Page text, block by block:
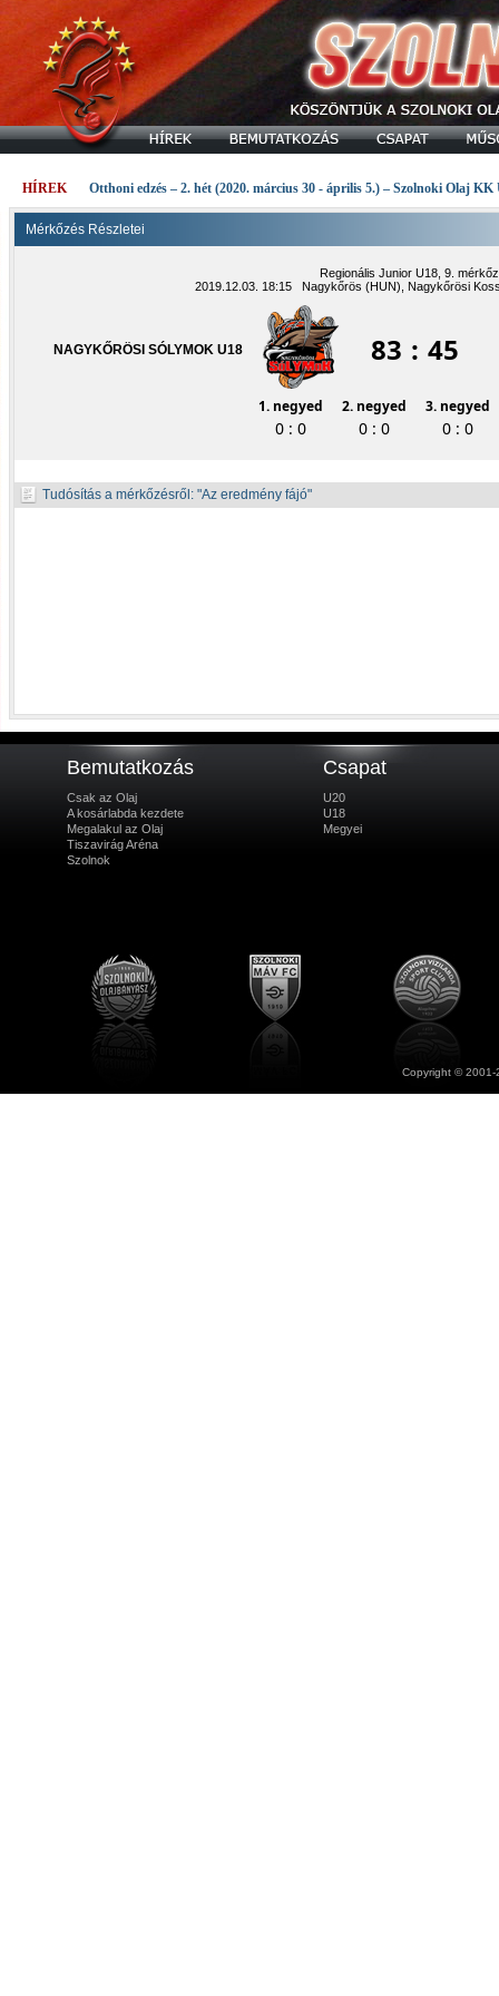
HÍREK Otthoni edzés – 2. hét (2020. március 30 - április 5.) – Szolnoki Olaj KK
Mérkőzés Részletei
Regionális Junior U18, 9.
2019.12.03. 18:15 Nagykőrös (HUN), Nagykőrösi
NAGYKŐRÖSI SÓLYMOK U18 83 : 45
1. negyed 2. negyed 3. negyed
0 : 0 0 : 0 0 : 0
Tudósítás a mérkőzésről: Az eredmény fájó
Bemutatkozás
Csak az Olaj
A kosárlabda kezdete
Megalakul az Olaj
Tiszavirág Aréna
Szolnok
Csapat
U20
U18
Megyei
Copyright ©